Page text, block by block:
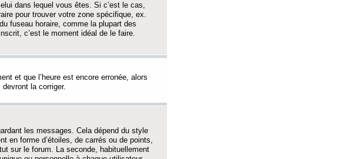
dans lequel vous êtes. Si c’est le cas,
pour trouver votre zone spécifique, ex.
fuseau horaire, comme la plupart des
c’est le moment idéal de le faire.
et que l’heure est encore erronée, alors
la corriger.
les messages. Cela dépend du style
en forme d’étoiles, de carrés ou de points,
sur le forum. La seconde, habituellement